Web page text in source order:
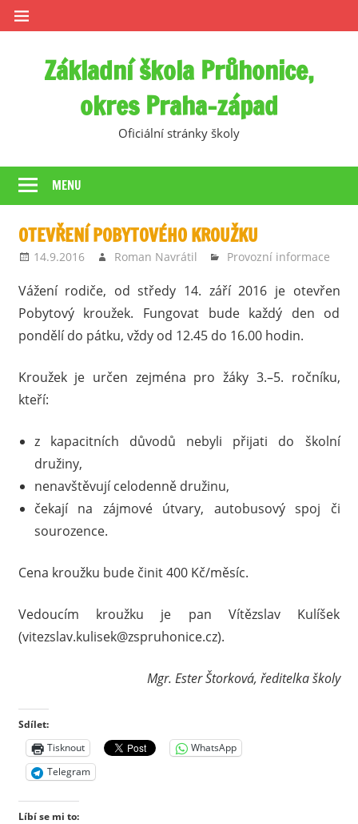
Skip
to
Základní škola Průhonice,
okres Praha-západ
Oficiální stránky školy
MENU
OTEVŘENÍ POBYTOVÉHO KROUŽKU
14.9.2016 Roman Navrátil Provozní informace
Vážení rodiče, od středy 14. září 2016 je otevřen
Pobytový kroužek. Fungovat bude každý den od
pondělí do pátku, vždy od 12.45 do 16.00 hodin.
Kroužek je určen zejména pro žáky 3.–5. ročníku,
kteří:
z kapacitních důvodů nebyli přijati do školní
družiny,
nenavštěvují celodenně družinu,
čekají na zájmové útvary, autobusový spoj či
sourozence.
Cena kroužku bude činit 400 Kč/měsíc.
Vedoucím kroužku je pan Vítězslav Kulíšek
(vitezslav.kulisek@zspruhonice.cz).
Mgr. Ester Štorková, ředitelka školy
Sdílet:
Tisknout
WhatsApp
Telegram
Líbí se mi to: